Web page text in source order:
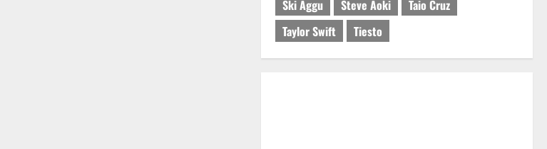
Ski Aggu
Steve Aoki
Taio Cruz
Taylor Swift
Tiesto